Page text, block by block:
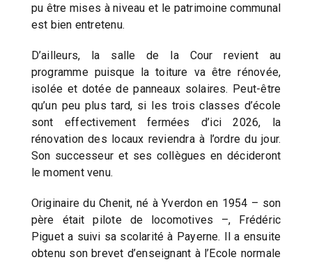
pu être mises à niveau et le patrimoine communal
est bien entretenu.
D’ailleurs, la salle de la Cour revient au
programme puisque la toiture va être rénovée,
isolée et dotée de panneaux solaires. Peut-être
qu’un peu plus tard, si les trois classes d’école
sont effectivement fermées d’ici 2026, la
rénovation des locaux reviendra à l’ordre du jour.
Son successeur et ses collègues en décideront
le moment venu.
Originaire du Chenit, né à Yverdon en 1954 – son
père était pilote de locomotives –, Frédéric
Piguet a suivi sa scolarité à Payerne. Il a ensuite
obtenu son brevet d’enseignant à l’Ecole normale